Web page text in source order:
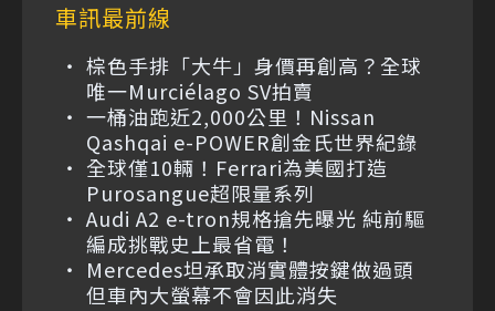
車訊最前線
棕色手排「大牛」身價再創高？全球
唯一Murciélago SV拍賣
一桶油跑近2,000公里！Nissan
Qashqai e-POWER創金氏世界紀錄
全球僅10輛！Ferrari為美國打造
Purosangue超限量系列
Audi A2 e-tron規格搶先曝光 純前驅
編成挑戰史上最省電！
Mercedes坦承取消實體按鍵做過頭
但車內大螢幕不會因此消失